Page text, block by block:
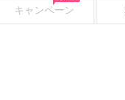
キャンペーン